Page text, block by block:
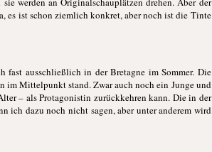
es ist schon ziemlich konkret, aber noch ist die Tinte
fast ausschließlich in der Bretagne im Sommer. Die
im Mittelpunkt stand. Zwar auch noch ein Junge und
– als Protagonistin zurückkehren kann. Die in der
ich dazu noch nicht sagen, aber unter anderem wird